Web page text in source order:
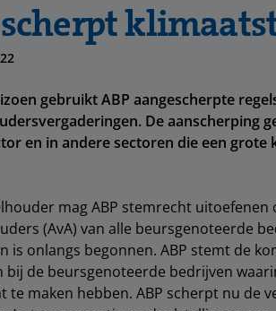
gebruikt ABP aangescherpte
De aanscherping
en in andere sectoren die een grote
mag ABP stemrecht uitoefenen
(AvA) van alle beursgenoteerde
is onlangs begonnen. ABP stemt de
bij de beursgenoteerde bedrijven
te maken hebben. ABP scherpt nu de